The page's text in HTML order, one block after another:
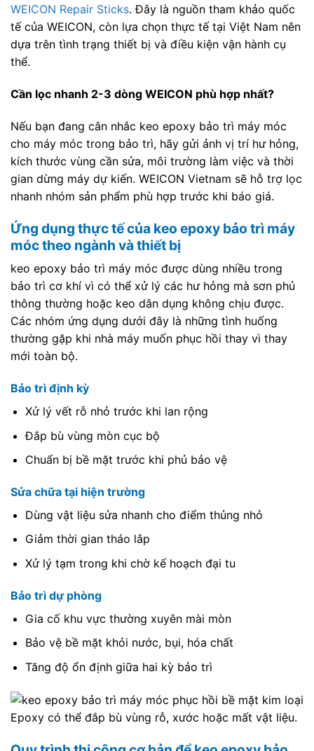
WEICON Repair Sticks. Đây là nguồn tham khảo quốc
tế của WEICON, còn lựa chọn thực tế tại Việt Nam nên
dựa trên tình trạng thiết bị và điều kiện vận hành cụ
thể.
Cần lọc nhanh 2-3 dòng WEICON phù hợp nhất?
Nếu bạn đang cân nhắc keo epoxy bảo trì máy móc
cho máy móc trong bảo trì, hãy gửi ảnh vị trí hư hỏng,
kích thước vùng cần sửa, môi trường làm việc và thời
gian dừng máy dự kiến. WEICON Vietnam sẽ hỗ trợ lọc
nhanh nhóm sản phẩm phù hợp trước khi báo giá.
Ứng dụng thực tế của keo epoxy bảo trì máy
móc theo ngành và thiết bị
keo epoxy bảo trì máy móc được dùng nhiều trong
bảo trì cơ khí vì có thể xử lý các hư hỏng mà sơn phủ
thông thường hoặc keo dân dụng không chịu được.
Các nhóm ứng dụng dưới đây là những tình huống
thường gặp khi nhà máy muốn phục hồi thay vì thay
mới toàn bộ.
Bảo trì định kỳ
Xử lý vết rỗ nhỏ trước khi lan rộng
Đắp bù vùng mòn cục bộ
Chuẩn bị bề mặt trước khi phủ bảo vệ
Sửa chữa tại hiện trường
Dùng vật liệu sửa nhanh cho điểm thủng nhỏ
Giảm thời gian tháo lắp
Xử lý tạm trong khi chờ kế hoạch đại tu
Bảo trì dự phòng
Gia cố khu vực thường xuyên mài mòn
Bảo vệ bề mặt khỏi nước, bụi, hóa chất
Tăng độ ổn định giữa hai kỳ bảo trì
Epoxy có thể đắp bù vùng rỗ, xước hoặc mất vật liệu.